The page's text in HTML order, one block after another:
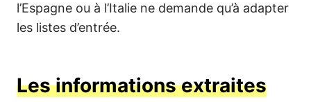
l’Espagne ou à l’Italie ne demande qu’à adapter
les listes d’entrée.
Les informations extraites